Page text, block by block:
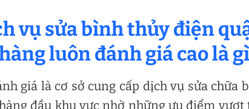
vụ sửa bình thủy điện
luôn đánh giá cao là
giá là cơ sở cung cấp dịch vụ sửa chữa
đầu khu vực nhờ những ưu điểm vượt